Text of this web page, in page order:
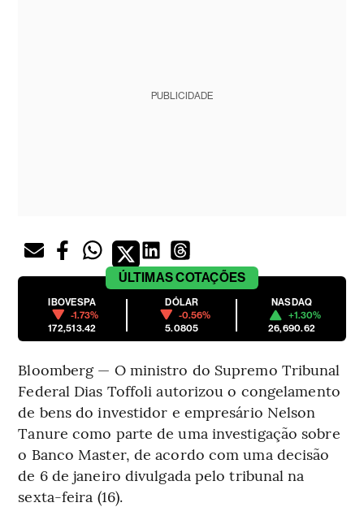
PUBLICIDADE
ÚLTIMASCOTAÇÕES
IBOVESPA
-1.73%
172,513.42
DÓLAR
-0.56%
5.0805
NASDAQ
+1.30%
26,690.62
Bloomberg — O ministro do Supremo Tribunal
Federal Dias Toffoli autorizou o congelamento
de bens do investidor e empresário Nelson
Tanure como parte de uma investigação sobre
o Banco Master, de acordo com uma decisão
de 6 de janeiro divulgada pelo tribunal na
sexta-feira (16).